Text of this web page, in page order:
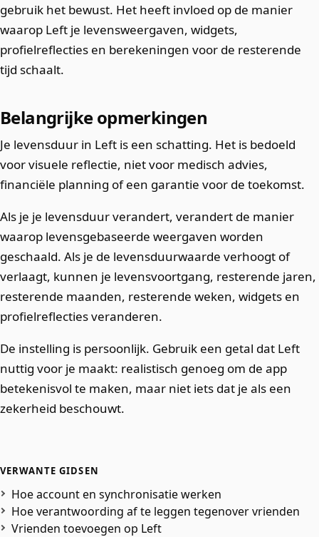
gebruik het bewust. Het heeft invloed op de manier
waarop Left je levensweergaven, widgets,
profielreflecties en berekeningen voor de resterende
tijd schaalt.
Belangrijke opmerkingen
Je levensduur in Left is een schatting. Het is bedoeld
voor visuele reflectie, niet voor medisch advies,
financiële planning of een garantie voor de toekomst.
Als je je levensduur verandert, verandert de manier
waarop levensgebaseerde weergaven worden
geschaald. Als je de levensduurwaarde verhoogt of
verlaagt, kunnen je levensvoortgang, resterende jaren,
resterende maanden, resterende weken, widgets en
profielreflecties veranderen.
De instelling is persoonlijk. Gebruik een getal dat Left
nuttig voor je maakt: realistisch genoeg om de app
betekenisvol te maken, maar niet iets dat je als een
zekerheid beschouwt.
VERWANTE GIDSEN
Hoe account en synchronisatie werken
Hoe verantwoording af te leggen tegenover vrienden
Vrienden toevoegen op Left